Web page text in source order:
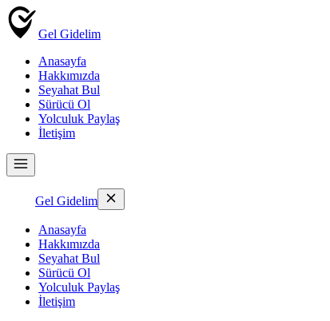
Gel Gidelim
Anasayfa
Hakkımızda
Seyahat Bul
Sürücü Ol
Yolculuk Paylaş
İletişim
Gel Gidelim
Anasayfa
Hakkımızda
Seyahat Bul
Sürücü Ol
Yolculuk Paylaş
İletişim